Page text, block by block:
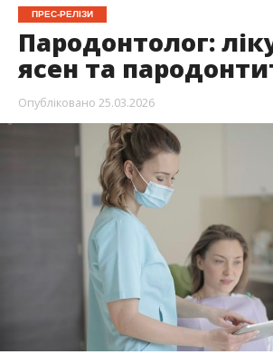
ПРЕС-РЕЛІЗИ
Пародонтолог:
ясен та
Опубліковано 25.03.2026